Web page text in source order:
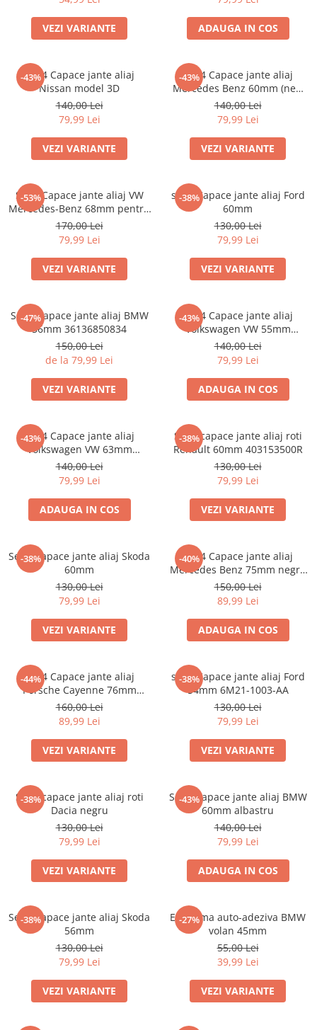
VEZI VARIANTE ADAUGA IN COS
-43%
set 4 Capace jante aliaj
Nissan model 3D
140,00 Lei
79,99 Lei
VEZI VARIANTE
-43%
Set 4 Capace jante aliaj
Mercedes Benz 60mm (new
black) / (silver)
140,00 Lei
79,99 Lei
VEZI VARIANTE
-53%
Set 4 Capace jante aliaj VW
Mercedes-Benz 68mm pentru
jante originale BMW
170,00 Lei
79,99 Lei
VEZI VARIANTE
-38%
set 4 Capace jante aliaj Ford
60mm
130,00 Lei
79,99 Lei
VEZI VARIANTE
-47%
Set 4 Capace jante aliaj BMW
56mm 36136850834
150,00 Lei
de la 79,99 Lei
VEZI VARIANTE
-43%
Set 4 Capace jante aliaj
Volkswagen VW 55mm
6N0601171
140,00 Lei
79,99 Lei
ADAUGA IN COS
-43%
Set 4 Capace jante aliaj
Volkswagen VW 63mm
7M7601165 7D0601165
140,00 Lei
79,99 Lei
ADAUGA IN COS
-38%
Set 4 capace jante aliaj roti
Renault 60mm 403153500R
130,00 Lei
79,99 Lei
VEZI VARIANTE
-38%
Set 4 Capace jante aliaj Skoda
60mm
130,00 Lei
79,99 Lei
VEZI VARIANTE
-40%
set 4 Capace jante aliaj
Mercedes Benz 75mm negru
lucios complet (inel prindere)
150,00 Lei
89,99 Lei
ADAUGA IN COS
-44%
set 4 Capace jante aliaj
Porsche Cayenne 76mm
7L5601149
160,00 Lei
89,99 Lei
VEZI VARIANTE
-38%
set 4 Capace jante aliaj Ford
54mm 6M21-1003-AA
130,00 Lei
79,99 Lei
VEZI VARIANTE
-38%
Set 4 capace jante aliaj roti
Dacia negru
130,00 Lei
79,99 Lei
VEZI VARIANTE
-43%
Set 4 Capace jante aliaj BMW
60mm albastru
140,00 Lei
79,99 Lei
ADAUGA IN COS
-38%
Set 4 Capace jante aliaj Skoda
56mm
130,00 Lei
79,99 Lei
VEZI VARIANTE
-27%
Emblema auto-adeziva BMW
volan 45mm
55,00 Lei
39,99 Lei
VEZI VARIANTE